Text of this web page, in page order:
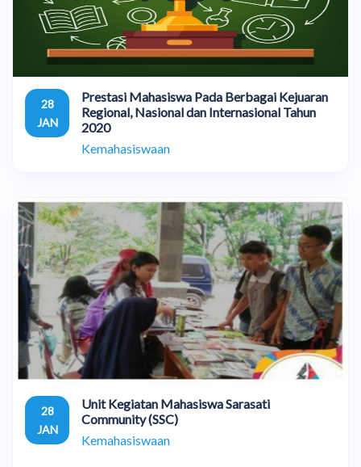
28
JAN
Prestasi Mahasiswa Pada Berbagai Kejuaran
Regional, Nasional dan Internasional Tahun
2020
Kemahasiswaan
28
JAN
Unit Kegiatan Mahasiswa Sarasati
Community (SSC)
Kemahasiswaan